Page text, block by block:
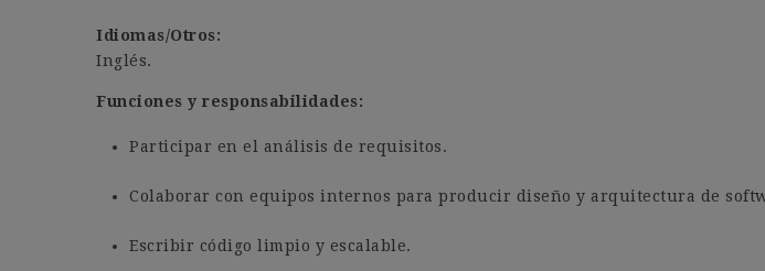
Idiomas/Otros:
Inglés.
Funciones y responsabilidades:
Participar en el análisis de requisitos.
Colaborar con equipos internos para producir diseño y arquitectura de
Escribir código limpio y escalable.